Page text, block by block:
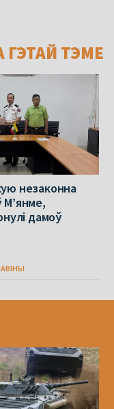
ТЭМЕ
незаконна
М’янме,
дамоў